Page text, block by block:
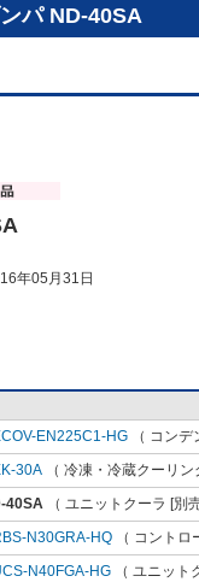
パ ND-40SA
年05月31日
EN225C1-HG （ コン
30A （ 冷凍・冷蔵クーリ
40SA （ ユニットクーラ [別
N30GRA-HQ （ コント
N40FGA-HG （ ユニット